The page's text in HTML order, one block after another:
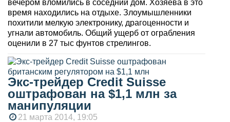
вечером вломились в соседний дом. Хозяева в это
время находились на отдыхе. Злоумышленники
похитили мелкую электронику, драгоценности и
угнали автомобиль. Общий ущерб от ограбления
оценили в 27 тыс фунтов стрелингов.
Экс-трейдер Credit Suisse
оштрафован на $1,1 млн за
манипуляции
21 марта 2014, 19:05